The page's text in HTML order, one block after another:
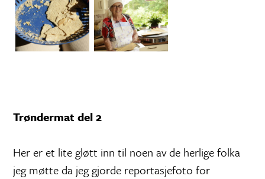
Trøndermat del 2
Her er et lite gløtt inn til noen av de herlige folka
jeg møtte da jeg gjorde reportasjefoto for